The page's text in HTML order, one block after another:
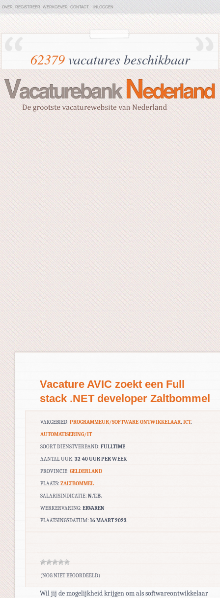
OVER REGISTREER WERKGEVER CONTACT INLOGGEN
62379vacatures beschikbaar
Vacature AVIC zoekt een Full
stack .NET developer Zaltbommel
VAKGEBIED: PROGRAMMEUR/SOFTWARE-ONTWIKKELAAR, ICT,
AUTOMATISERING/IT
SOORT DIENSTVERBAND: FULLTIME
AANTAL UUR: 32-40 UUR PER WEEK
PROVINCIE: GELDERLAND
PLAATS: ZALTBOMMEL
SALARISINDICATIE: N.T.B.
WERKERVARING: ERVAREN
PLAATSINGSDATUM: 16 MAART 2023
(NOG NIET BEOORDEELD)
Wil jij de mogelijkheid krijgen om als softwareontwikkelaar